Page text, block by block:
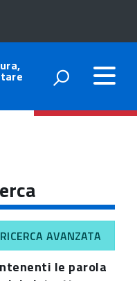
RICERCA AVANZATA
le parola